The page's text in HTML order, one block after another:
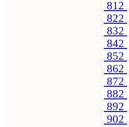
812
822
832
842
852
862
872
882
892
902